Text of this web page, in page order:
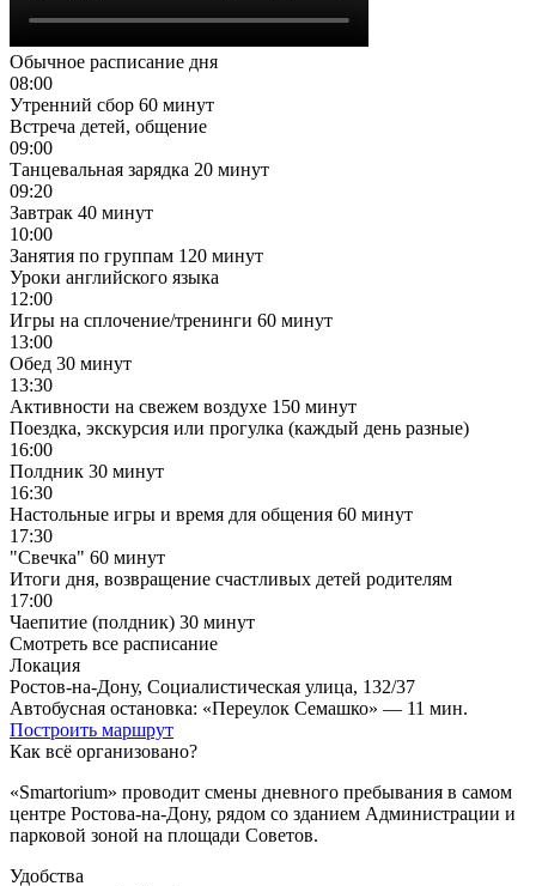
Обычное расписание дня
08:00
Утренний сбор 60 минут
Встреча детей, общение
09:00
Танцевальная зарядка 20 минут
09:20
Завтрак 40 минут
10:00
Занятия по группам 120 минут
Уроки английского языка
12:00
Игры на сплочение/тренинги 60 минут
13:00
Обед 30 минут
13:30
Активности на свежем воздухе 150 минут
Поездка, экскурсия или прогулка (каждый день разные)
16:00
Полдник 30 минут
16:30
Настольные игры и время для общения 60 минут
17:30
"Свечка" 60 минут
Итоги дня, возвращение счастливых детей родителям
17:00
Чаепитие (полдник) 30 минут
Смотреть все расписание
Локация
Ростов-на-Дону, Социалистическая улица, 132/37
Автобусная остановка: «Переулок Семашко» — 11 мин.
Построить маршрут
Как всё организовано?
«Smartorium» проводит смены дневного пребывания в самом
центре Ростова-на-Дону, рядом со зданием Администрации и
парковой зоной на площади Советов.
Удобства